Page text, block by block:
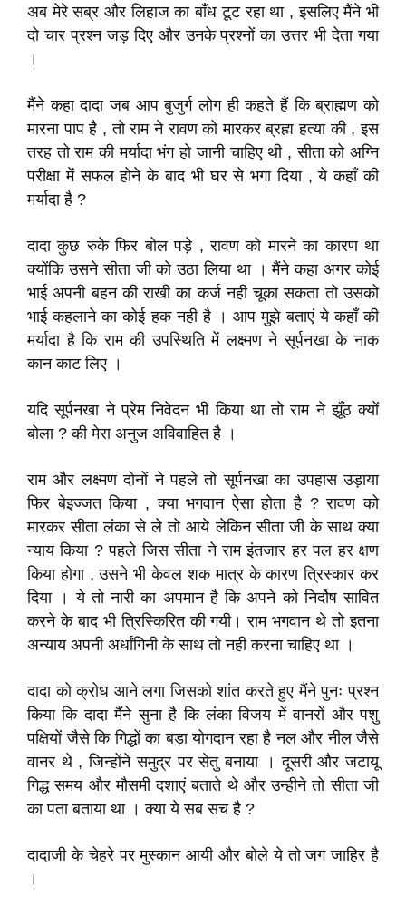
अब मेरे सब्र और लिहाज का बाँध टूट रहा था , इसलिए मैंने भी
दो चार प्रश्न जड़ दिए और उनके प्रश्नों का उत्तर भी देता गया
।
मैंने कहा दादा जब आप बुजुर्ग लोग ही कहते हैं कि ब्राह्मण को
मारना पाप है , तो राम ने रावण को मारकर ब्रह्म हत्या की , इस
तरह तो राम की मर्यादा भंग हो जानी चाहिए थी , सीता को अग्नि
परीक्षा में सफल होने के बाद भी घर से भगा दिया , ये कहाँ की
मर्यादा है ?
दादा कुछ रुके फिर बोल पड़े , रावण को मारने का कारण था
क्योंकि उसने सीता जी को उठा लिया था । मैंने कहा अगर कोई
भाई अपनी बहन की राखी का कर्ज नही चूका सकता तो उसको
भाई कहलाने का कोई हक नही है । आप मुझे बताएं ये कहाँ की
मर्यादा है कि राम की उपस्थिति में लक्ष्मण ने सूर्पनखा के नाक
कान काट लिए ।
यदि सूर्पनखा ने प्रेम निवेदन भी किया था तो राम ने झूँठ क्यों
बोला ? की मेरा अनुज अविवाहित है ।
राम और लक्ष्मण दोनों ने पहले तो सूर्पनखा का उपहास उड़ाया
फिर बेइज्जत किया , क्या भगवान ऐसा होता है ? रावण को
मारकर सीता लंका से ले तो आये लेकिन सीता जी के साथ क्या
न्याय किया ? पहले जिस सीता ने राम इंतजार हर पल हर क्षण
किया होगा , उसने भी केवल शक मात्र के कारण त्रिस्कार कर
दिया । ये तो नारी का अपमान है कि अपने को निर्दोष सावित
करने के बाद भी त्रिस्किरित की गयी। राम भगवान थे तो इतना
अन्याय अपनी अर्धांगिनी के साथ तो नही करना चाहिए था ।
दादा को क्रोध आने लगा जिसको शांत करते हुए मैंने पुनः प्रश्न
किया कि दादा मैंने सुना है कि लंका विजय में वानरों और पशु
पक्षियों जैसे कि गिद्धों का बड़ा योगदान रहा है नल और नील जैसे
वानर थे , जिन्होंने समुद्र पर सेतु बनाया । दूसरी और जटायू
गिद्ध समय और मौसमी दशाएं बताते थे और उन्हीने तो सीता जी
का पता बताया था । क्या ये सब सच है ?
दादाजी के चेहरे पर मुस्कान आयी और बोले ये तो जग जाहिर है
।